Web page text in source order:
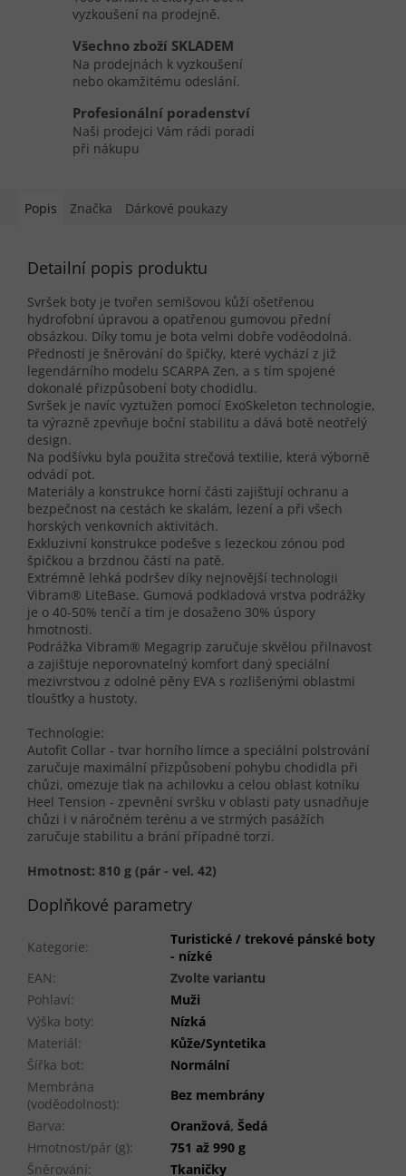
vyzkoušení na prodejně.
Všechno zboží SKLADEM
Na prodejnách k vyzkoušení
nebo okamžitému odeslání.
Profesionální poradenství
Naši prodejci Vám rádi poradí
při nákupu
Popis Značka Dárkové poukazy
Detailní popis produktu
Svršek boty je tvořen semišovou kůží ošetřenou
hydrofobní úpravou a opatřenou gumovou přední
obsázkou. Díky tomu je bota velmi dobře voděodolná.
Předností je šněrování do špičky, které vychází z již
legendárního modelu SCARPA Zen, a s tím spojené
dokonalé přizpůsobení boty chodidlu.
Svršek je navíc vyztužen pomocí ExoSkeleton technologie,
ta výrazně zpevňuje boční stabilitu a dává botě neotřelý
design.
Na podšívku byla použita strečová textilie, která výborně
odvádí pot.
Materiály a konstrukce horní části zajišťují ochranu a
bezpečnost na cestách ke skalám, lezení a při všech
horských venkovních aktivitách.
Exkluzivní konstrukce podešve s lezeckou zónou pod
špičkou a brzdnou částí na patě.
Extrémně lehká podršev díky nejnovější technologii
Vibram® LiteBase. Gumová podkladová vrstva podrážky
je o 40-50% tenčí a tím je dosaženo 30% úspory
hmotnosti.
Podrážka Vibram® Megagrip zaručuje skvělou přilnavost
a zajišťuje neporovnatelný komfort daný speciální
mezivrstvou z odolné pěny EVA s rozlišenými oblastmi
tloušťky a hustoty.
Technologie:
Autofit Collar - tvar horního límce a speciální polstrování
zaručuje maximální přizpůsobení pohybu chodidla při
chůzi, omezuje tlak na achilovku a celou oblast kotníku
Heel Tension - zpevnění svršku v oblasti paty usnadňuje
chůzi i v náročném terénu a ve strmých pasážích
zaručuje stabilitu a brání případné torzi.
Hmotnost: 810 g (pár - vel. 42)
Doplňkové parametry
Kategorie:
Turistické / trekové pánské boty
- nízké
EAN:
Zvolte variantu
Pohlaví:
Muži
Výška boty:
Nízká
Materiál:
Kůže/Syntetika
Šířka bot:
Normální
Membrána
(voděodolnost):
Bez membrány
Barva: Oranžová, Šedá
Hmotnost/pár (g):
751 až 990 g
Šněrování: Tkaničky